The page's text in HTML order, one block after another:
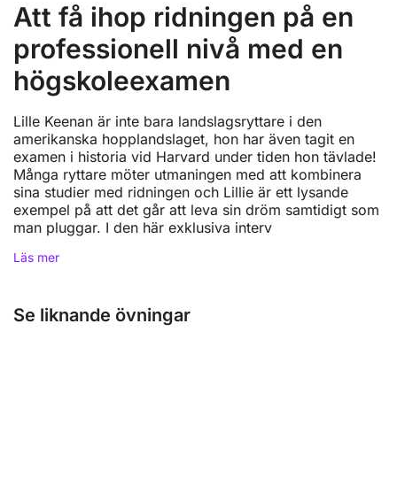
Att få ihop ridningen på en
professionell nivå med en
högskoleexamen
Lille Keenan är inte bara landslagsryttare i den
amerikanska hopplandslaget, hon har även tagit en
examen i historia vid Harvard under tiden hon tävlade!
Många ryttare möter utmaningen med att kombinera
sina studier med ridningen och Lillie är ett lysande
exempel på att det går att leva sin dröm samtidigt som
man pluggar. I den här exklusiva interv
Läs mer
Se liknande övningar